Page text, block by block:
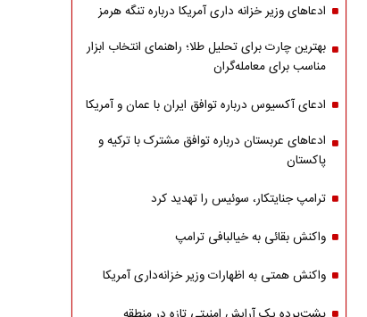
ادعاهای وزیر خزانه داری آمریکا درباره تنگه هرمز
بهترین چارت برای تحلیل طلا؛ راهنمای انتخاب ابزار
مناسب برای معامله‌گران
ادعای آکسیوس درباره توافق ایران با عمان و آمریکا
ادعاهای عربستان درباره توافق مشترک با ترکیه و
پاکستان
ترامپ جنایتکار، سوئیس را تهدید کرد
واکنش بقائی به خیالبافی ترامپ
واکنش همتی به اظهارات وزیر خزانه‌داری آمریکا